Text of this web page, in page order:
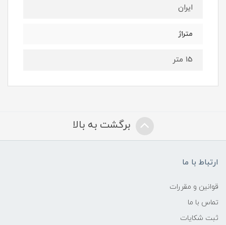
ایران
متراژ
15 متر
برگشت به بالا
ارتباط با ما
قوانین و مقررات
تماس با ما
ثبت شکایات